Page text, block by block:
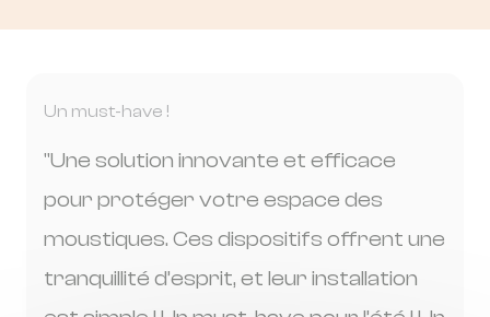
Un must-have !
"Une solution innovante et efficace
pour protéger votre espace des
moustiques. Ces dispositifs offrent une
tranquillité d’esprit, et leur installation